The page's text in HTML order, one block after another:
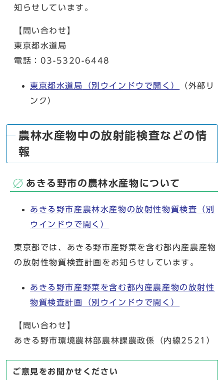
知らせしています。
【問い合わせ】
東京都水道局
電話：03-5320-6448
東京都水道局 （別ウインドウで開く）
（外部リ
ンク）
農林水産物中の放射能検査などの情
報
あきる野市の農林水産物について
あきる野市産農林水産物の放射性物質検査 （別
ウインドウで開く）
東京都では、あきる野市産野菜を含む都内産農産物
の放射性物質検査計画をお知らせしています。
あきる野市産野菜を含む都内産農産物の放射性
物質検査計画
（別ウインドウで開く）
【問い合わせ】
あきる野市環境農林部農林課農政係（内線2521）
ご意見をお聞かせください